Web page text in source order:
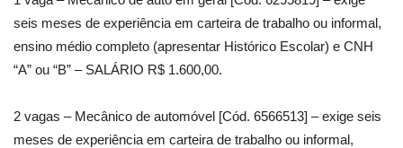
seis meses de experiência em carteira de trabalho ou informal,
ensino médio completo (apresentar Histórico Escolar) e CNH
“A” ou “B” – SALÁRIO R$ 1.600,00.
2 vagas – Mecânico de automóvel [Cód. 6566513] – exige seis
meses de experiência em carteira de trabalho ou informal,